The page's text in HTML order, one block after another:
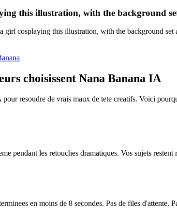
this illustration, with the background
girl cosplaying this illustration, with the background set
choisissent Nana Banana IA
resoudre de vrais maux de tete creatifs. Voici
pendant les retouches dramatiques. Vos sujets
en moins de 8 secondes. Pas de files d'attente.